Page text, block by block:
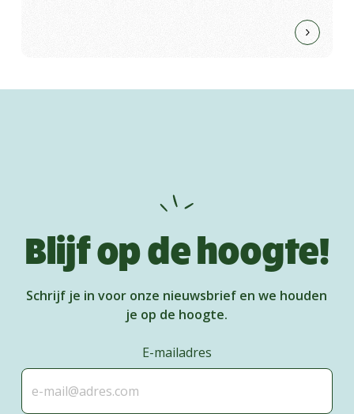
Blijf op de hoogte!
Schrijf je in voor onze nieuwsbrief en we houden
je op de hoogte.
E-mailadres